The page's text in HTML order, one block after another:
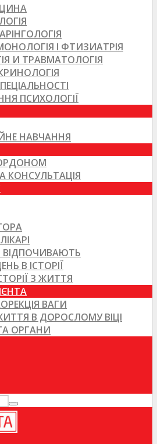
І ФТИЗИАТРІЯ
И ТРАВМАТОЛОГІЯ
ПСИХОЛОГІЇ
НАВЧАННЯ
ВІДПОЧИВАЮТЬ
В ІСТОРІЇ
З ЖИТТЯ
ВАГИ
В ДОРОСЛОМУ ВІЦІ
ОРГАНИ